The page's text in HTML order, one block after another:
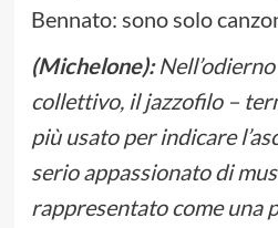
Bennato: sono solo
(Michelone):
collettivo, il jazzofilo –
più usato per indicare
serio appassionato di
rappresentato come una